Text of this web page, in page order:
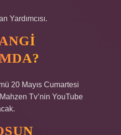
Yardımcısı.
20 Mayıs Cumartesi
Tv’nin YouTube